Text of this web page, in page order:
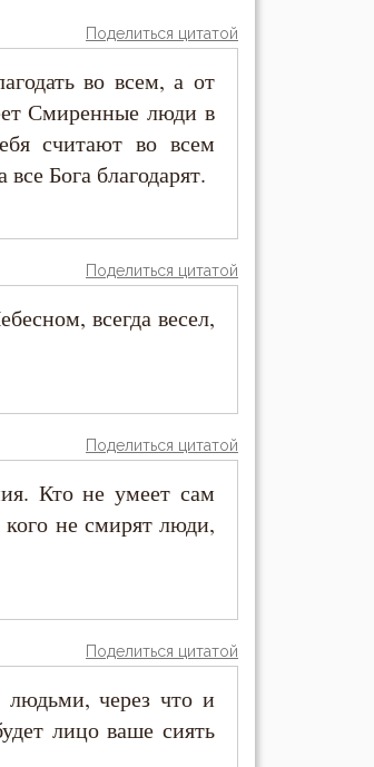
Поделиться цитатой
во всем, а от
Смиренные люди в
считают во всем
Бога благодарят.
Поделиться цитатой
всегда весел,
Поделиться цитатой
Кто не умеет сам
кого не смирят люди,
Поделиться цитатой
людьми, через что и
лицо ваше сиять